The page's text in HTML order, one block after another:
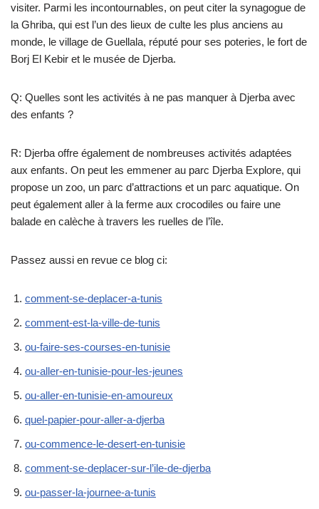
visiter. Parmi les incontournables, on peut citer la synagogue de
la Ghriba, qui est l’un des lieux de culte les plus anciens au
monde, le village de Guellala, réputé pour ses poteries, le fort de
Borj El Kebir et le musée de Djerba.
Q: Quelles sont les activités à ne pas manquer à Djerba avec
des enfants ?
R: Djerba offre également de nombreuses activités adaptées
aux enfants. On peut les emmener au parc Djerba Explore, qui
propose un zoo, un parc d’attractions et un parc aquatique. On
peut également aller à la ferme aux crocodiles ou faire une
balade en calèche à travers les ruelles de l’île.
Passez aussi en revue ce blog ci:
comment-se-deplacer-a-tunis
comment-est-la-ville-de-tunis
ou-faire-ses-courses-en-tunisie
ou-aller-en-tunisie-pour-les-jeunes
ou-aller-en-tunisie-en-amoureux
quel-papier-pour-aller-a-djerba
ou-commence-le-desert-en-tunisie
comment-se-deplacer-sur-l’ile-de-djerba
ou-passer-la-journee-a-tunis